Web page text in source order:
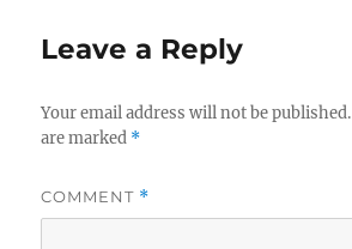
Leave a Reply
Your email address will not be published.
are marked *
COMMENT *